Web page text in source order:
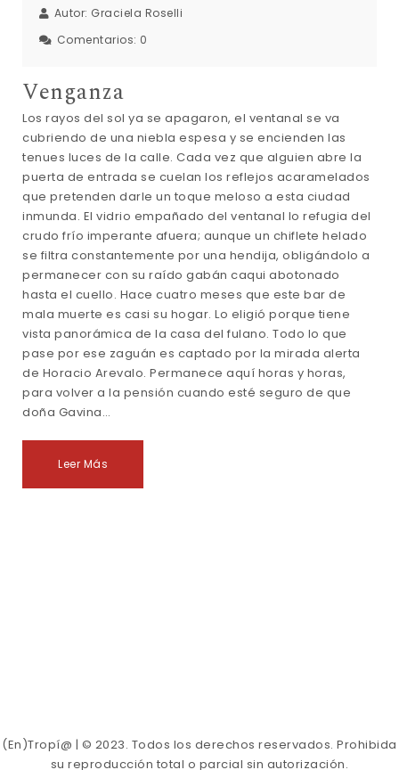
Autor: Graciela Roselli
Comentarios: 0
Venganza
Los rayos del sol ya se apagaron, el ventanal se va
cubriendo de una niebla espesa y se encienden las
tenues luces de la calle. Cada vez que alguien abre la
puerta de entrada se cuelan los reflejos acaramelados
que pretenden darle un toque meloso a esta ciudad
inmunda. El vidrio empañado del ventanal lo refugia del
crudo frío imperante afuera; aunque un chiflete helado
se filtra constantemente por una hendija, obligándolo a
permanecer con su raído gabán caqui abotonado
hasta el cuello. Hace cuatro meses que este bar de
mala muerte es casi su hogar. Lo eligió porque tiene
vista panorámica de la casa del fulano. Todo lo que
pase por ese zaguán es captado por la mirada alerta
de Horacio Arevalo. Permanece aquí horas y horas,
para volver a la pensión cuando esté seguro de que
doña Gavina…
Leer Más
(En)Tropí@ | © 2023. Todos los derechos reservados. Prohibida
su reproducción total o parcial sin autorización.